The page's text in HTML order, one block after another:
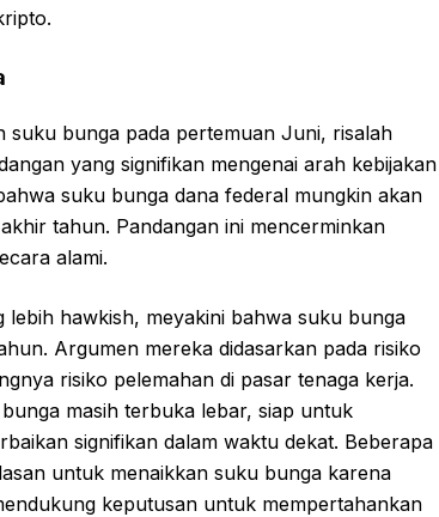
suku bunga pada pertemuan Juni, risalah
yang signifikan mengenai arah kebijakan
suku bunga dana federal mungkin akan
tahun. Pandangan ini mencerminkan
alami.
hawkish, meyakini bahwa suku bunga
Argumen mereka didasarkan pada risiko
risiko pelemahan di pasar tenaga kerja.
masih terbuka lebar, siap untuk
signifikan dalam waktu dekat. Beberapa
untuk menaikkan suku bunga karena
keputusan untuk mempertahankan